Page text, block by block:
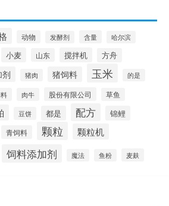
动物 发酵剂 含量 哈尔滨
小麦 山东 搅拌机 方舟
猪肉 猪饲料 玉米 的是
肉牛 股份有限公司 草鱼
豆饼 都是 配方 锦鲤
青饲料 颗粒 颗粒机
饲料添加剂 魔法 鱼粉 麦麸